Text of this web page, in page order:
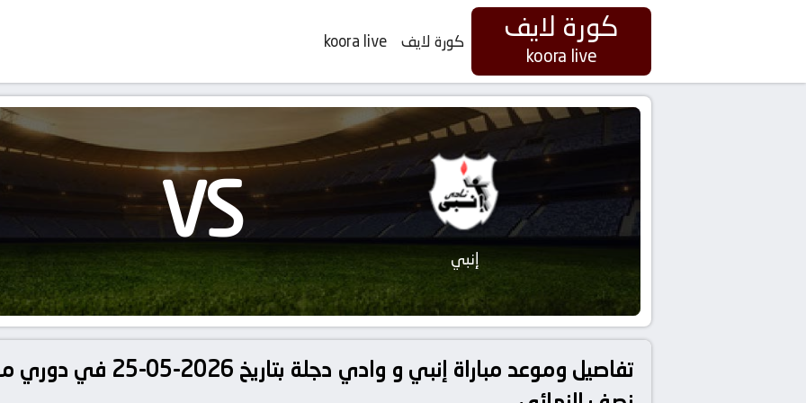
كورة لايف
koora live
كورة لايف koora live
إنبي VS
تفاصيل وموعد مباراة إنبي